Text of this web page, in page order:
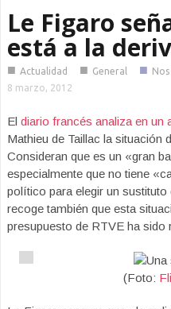
Le Figaro
está a la
■ Actualidad ■ General ■
8 marzo, 2012
El diario francés analiza en un
Mathieu de Taillac la situación
Consideran que es un «gran
especialmente que no tiene
político para elegir un
recoge también que esta
presupuesto de RTVE ha sido
(Foto: